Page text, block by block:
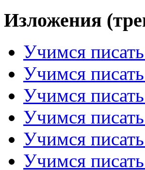
Изложения
Учимся
Учимся
Учимся
Учимся
Учимся
Учимся